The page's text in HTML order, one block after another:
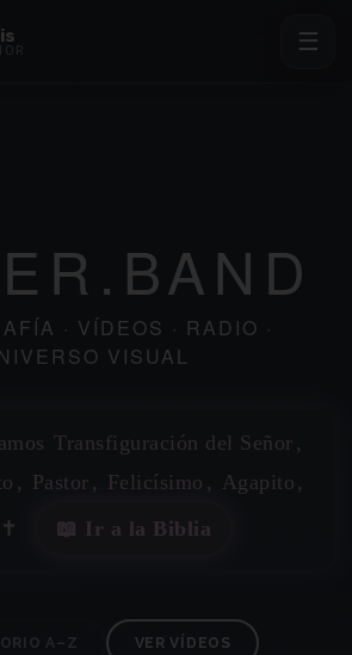
☰
· VÍDEOS · RADIO ·
VISUAL
Transfiguración del Señor ,
, Pastor , Felicísimo , Agapito ,
✝️ 📖 Ir a la Biblia
A–Z VER VÍDEOS